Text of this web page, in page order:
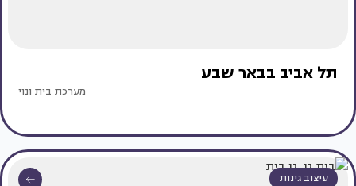
תל אביב בבאר שבע
מערכת בית ונוי
עיצוב גינות